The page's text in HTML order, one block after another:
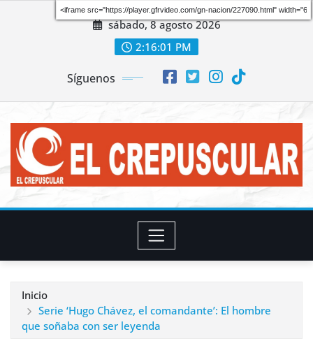
sábado, 8 agosto 2026
2:16:03 PM
Síguenos
Inicio
Serie ‘Hugo Chávez, el comandante’: El hombre
que soñaba con ser leyenda